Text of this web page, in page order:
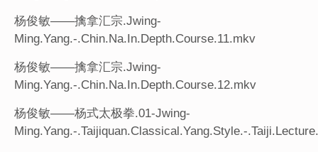
杨俊敏——擒拿汇宗.Jwing-
Ming.Yang.-.Chin.Na.In.Depth.Course.11.mkv
杨俊敏——擒拿汇宗.Jwing-
Ming.Yang.-.Chin.Na.In.Depth.Course.12.mkv
杨俊敏——杨式太极拳.01-Jwing-
Ming.Yang.-.Taijiquan.Classical.Yang.Style.-